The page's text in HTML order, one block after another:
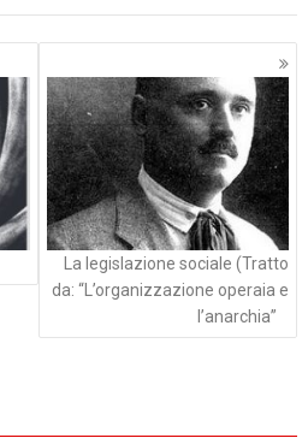
La legislazione sociale (Tratto
da: “L’organizzazione operaia e
l’anarchia”